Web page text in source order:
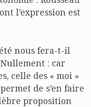
l’expression est
nous fera-t-il
: car
celle des « moi »
de s’en faire
proposition